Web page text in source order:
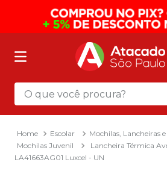
O que você procura?
Escolar
Mochilas, Lancheiras
Mochilas Juvenil
Lancheira Térmica
LA41663AG01 Luxcel - UN
Termos mais buscados
mochila
2º sacola